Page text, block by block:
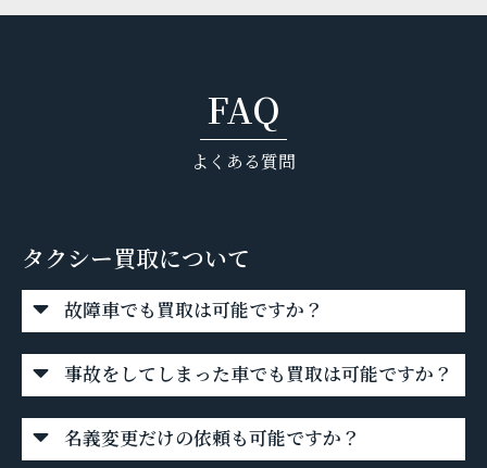
FAQ
よくある質問
タクシー買取について
故障車でも買取は可能ですか？
事故をしてしまった車でも買取は可能ですか？
名義変更だけの依頼も可能ですか？